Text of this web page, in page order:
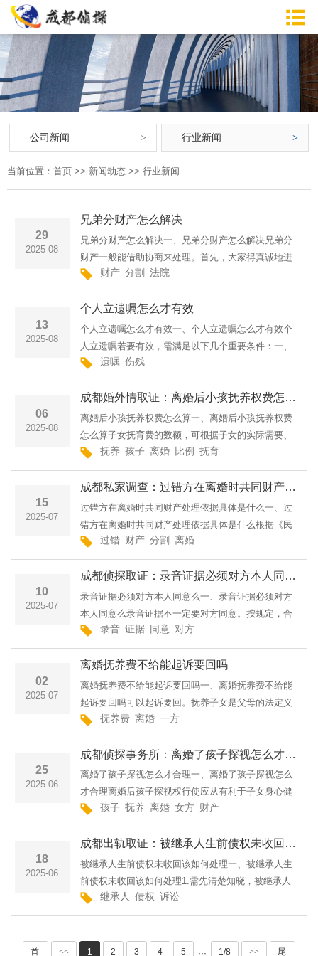
公司新闻 行业新闻
当前位置： 首页 >> 新闻动态 >> 行业新闻
29
2025-08
兄弟分财产怎么解决
兄弟分财产怎么解决一、兄弟分财产怎么解决兄弟分
财产一般能借助协商来处理。首先，大家得真诚地进
行交流，把各自对于财产的想法以及期望都清晰地表
达出来。要是能够在这个过程中达成相同的看法，那
就可以拟定一份书···
财产 分割 法院
13
2025-08
个人立遗嘱怎么才有效
个人立遗嘱怎么才有效一、个人立遗嘱怎么才有效个
人立遗嘱若要有效，需满足以下几个重要条件：一、
遗嘱人具备完全民事行为能力立遗嘱时，遗嘱人必须
处于神志清醒的状态，能够清晰、准确地表达自身的
真实意愿。这意味···
遗嘱 伤残
06
2025-08
成都婚外情取证：离婚后小孩抚养权费怎么算
离婚后小孩抚养权费怎么算一、离婚后小孩抚养权费
怎么算子女抚育费的数额，可根据子女的实际需要、
父母双方的负担能力和当地的实际生活水平确定。有
固定收入的，抚育费一般可按其月总收入的百分之二
十至三十的比例给···
抚养 孩子 离婚 比例 抚育
15
2025-07
成都私家调查：过错方在离婚时共同财产处理依据具体是什么
过错方在离婚时共同财产处理依据具体是什么一、过
错方在离婚时共同财产处理依据具体是什么根据《民
法典》婚姻家庭编相关规定，离婚时，夫妻的共同财
产由双方协议处理；协议不成的，由人民法院根据财
产的具体情况，按···
过错 财产 分割 离婚
10
2025-07
成都侦探取证：录音证据必须对方本人同意么
录音证据必须对方本人同意么一、录音证据必须对方
本人同意么录音证据不一定要对方同意。按规定，合
法取得且无疑问的视听资料或其复制件，能作认定案
件事实的依据。只要录音没侵害他人权益、没违反法
律禁止规定，即便···
录音 证据 同意 对方
02
2025-07
离婚抚养费不给能起诉要回吗
离婚抚养费不给能起诉要回吗一、离婚抚养费不给能
起诉要回吗可以起诉要回。抚养子女是父母的法定义
务，离婚后不直接抚养子女的一方有支付抚养费的责
任。若其拒不支付抚养费，直接抚养子女的一方有权
向法院提起抚养费···
抚养费 离婚 一方
25
2025-06
成都侦探事务所：离婚了孩子探视怎么才合理
离婚了孩子探视怎么才合理一、离婚了孩子探视怎么
才合理离婚后孩子探视权行使应从有利于子女身心健
康出发，保障其正常生活、学习。探视方式和时间由
父母协商确定，可约定定期探视，如每周或每月一
次，也可根据实际情···
孩子 抚养 离婚 女方 财产
18
2025-06
成都出轨取证：被继承人生前债权未收回该如何处理
被继承人生前债权未收回该如何处理一、被继承人生
前债权未收回该如何处理1.需先清楚知晓，被继承人
的债权归属于其遗产范畴。倘若遗产里存有尚未收回
的债权，继承人能够充当债权人，借助与债务人进行
继承人 债权 诉讼
首
<< 1 2 3 4 5 ··· 1/8 >>
尾